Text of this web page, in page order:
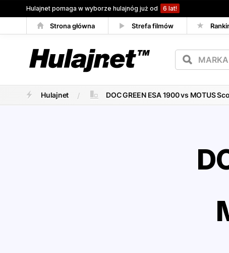
Hulajnet pomaga w wyborze hulajnóg już od 6 lat!
Strona główna Strefa filmów
Hulajnet DOC GREEN ESA 1900 vs MOTUS